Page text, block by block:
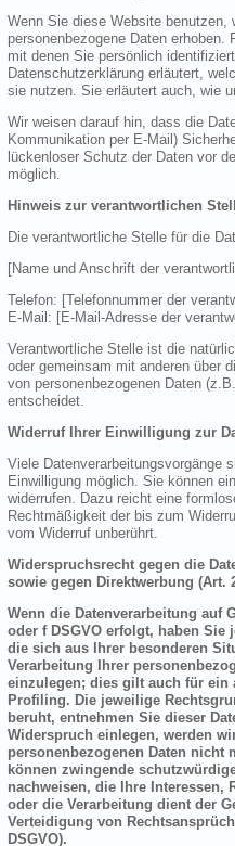
Wenn Sie diese Website benutzen,
personenbezogene Daten erhoben.
mit denen Sie persönlich
Datenschutzerklärung erläutert,
sie nutzen. Sie erläutert auch, wie
Wir weisen darauf hin, dass die
Kommunikation per E-Mail)
lückenloser Schutz der Daten vor
möglich.
Hinweis zur verantwortlichen
Die verantwortliche Stelle für die
[Name und Anschrift der
Telefon: [Telefonnummer der
E-Mail: [E-Mail-Adresse der
Verantwortliche Stelle ist die
oder gemeinsam mit anderen über
von personenbezogenen Daten
entscheidet.
Widerruf Ihrer Einwilligung zur
Viele Datenverarbeitungsvorgänge
Einwilligung möglich. Sie können
widerrufen. Dazu reicht eine
Rechtmäßigkeit der bis zum
vom Widerruf unberührt.
Widerspruchsrecht gegen die
sowie gegen Direktwerbung (Art.
Wenn die Datenverarbeitung auf
oder f DSGVO erfolgt, haben Sie
die sich aus Ihrer besonderen
Verarbeitung Ihrer
einzulegen; dies gilt auch für ein
Profiling. Die jeweilige
beruht, entnehmen Sie dieser
Widerspruch einlegen, werden
personenbezogenen Daten nicht
können zwingende
nachweisen, die Ihre Interessen,
oder die Verarbeitung dient der
Verteidigung von
DSGVO).